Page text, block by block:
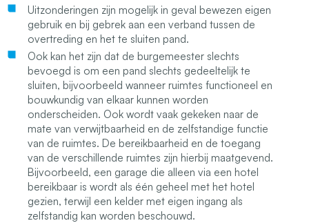
Uitzonderingen zijn mogelijk in geval bewezen eigen
gebruik en bij gebrek aan een verband tussen de
overtreding en het te sluiten pand.
Ook kan het zijn dat de burgemeester slechts
bevoegd is om een pand slechts gedeeltelijk te
sluiten, bijvoorbeeld wanneer ruimtes functioneel en
bouwkundig van elkaar kunnen worden
onderscheiden. Ook wordt vaak gekeken naar de
mate van verwijtbaarheid en de zelfstandige functie
van de ruimtes. De bereikbaarheid en de toegang
van de verschillende ruimtes zijn hierbij maatgevend.
Bijvoorbeeld, een garage die alleen via een hotel
bereikbaar is wordt als één geheel met het hotel
gezien, terwijl een kelder met eigen ingang als
zelfstandig kan worden beschouwd.